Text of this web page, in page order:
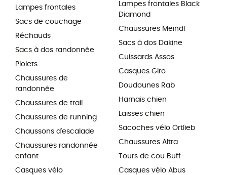
Lampes frontales
Sacs de couchage
Réchauds
Sacs à dos randonnée
Piolets
Chaussures de
randonnée
Chaussures de trail
Chaussures de running
Chaussons d'escalade
Chaussures randonnée
enfant
Casques vélo
Lampes frontales Black
Diamond
Chaussures Meindl
Sacs à dos Dakine
Cuissards Assos
Casques Giro
Doudounes Rab
Harnais chien
Laisses chien
Sacoches vélo Ortlieb
Chaussures Altra
Tours de cou Buff
Casques vélo Abus